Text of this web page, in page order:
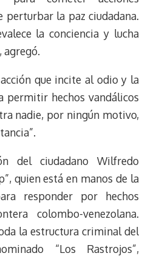
o
k
d
o
n
k
y
r
a
m
r
e
s
perturbar la paz ciudadana.
la conciencia y lucha
agregó.
que incite al odio y la
permitir hechos vandálicos
nadie, por ningún motivo,
del ciudadano Wilfredo
quien está en manos de la
responder por hechos
colombo-venezolana.
la estructura criminal del
“Los Rastrojos”,